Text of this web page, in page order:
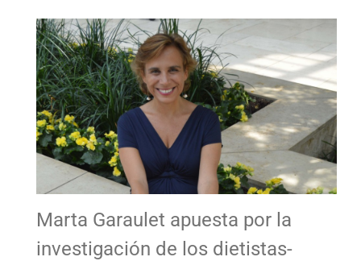
Marta Garaulet apuesta por la
investigación de los dietistas-